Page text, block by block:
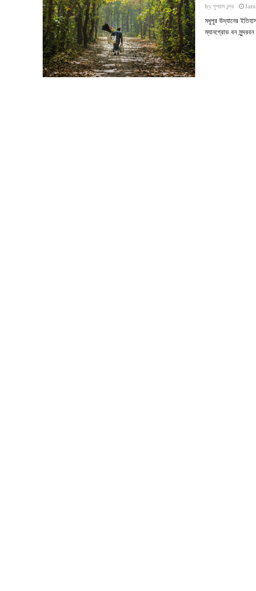
byপুশরাম চন্দ্র
মধুপুর উদ্যানের
ম্যানগ্রোভ বন সুন্দরবন